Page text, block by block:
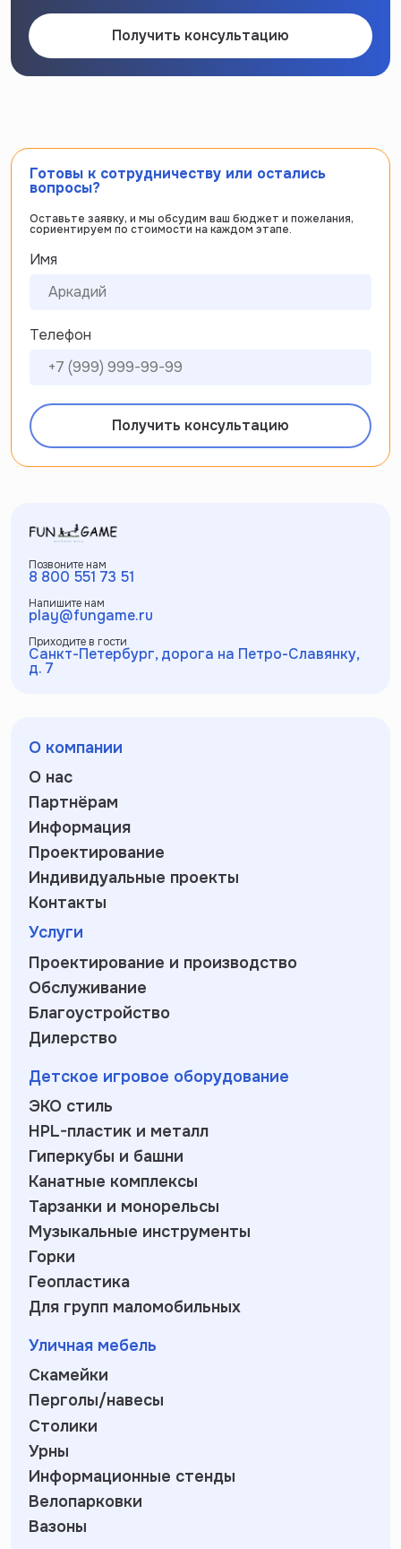
Получить консультацию
Готовы к сотрудничеству или остались
вопросы?
Оставьте заявку, и мы обсудим ваш бюджет и пожелания,
сориентируем по стоимости на каждом этапе.
Имя
Телефон
Получить консультацию
Позвоните нам
8 800 551 73 51
Напишите нам
play@fungame.ru
Приходите в гости
Санкт-Петербург, дорога на Петро-Славянку,
д. 7
О компании
О нас
Партнёрам
Информация
Проектирование
Индивидуальные проекты
Контакты
Услуги
Проектирование и производство
Обслуживание
Благоустройство
Дилерство
Детское игровое оборудование
ЭКО стиль
HPL-пластик и металл
Гиперкубы и башни
Канатные комплексы
Тарзанки и монорельсы
Музыкальные инструменты
Горки
Геопластика
Для групп маломобильных
Уличная мебель
Скамейки
Перголы/навесы
Столики
Урны
Информационные стенды
Велопарковки
Вазоны